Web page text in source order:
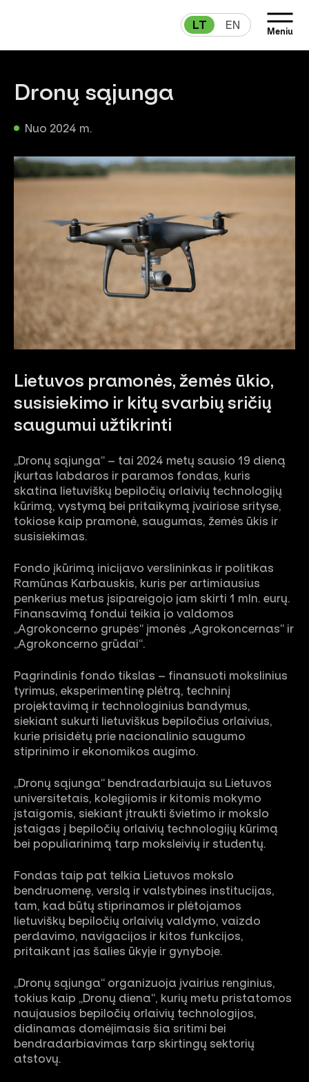
LT EN Meniu
Dronų sąjunga
Nuo 2024 m.
Lietuvos pramonės, žemės ūkio,
susisiekimo ir kitų svarbių sričių
saugumui užtikrinti
„Dronų sąjunga“ – tai 2024 metų sausio 19 dieną
įkurtas labdaros ir paramos fondas, kuris
skatina lietuviškų bepiločių orlaivių technologijų
kūrimą, vystymą bei pritaikymą įvairiose srityse,
tokiose kaip pramonė, saugumas, žemės ūkis ir
susisiekimas.
Fondo įkūrimą inicijavo verslininkas ir politikas
Ramūnas Karbauskis, kuris per artimiausius
penkerius metus įsipareigojo jam skirti 1 mln. eurų.
Finansavimą fondui teikia jo valdomos
„Agrokoncerno grupės“ įmonės „Agrokoncernas“ ir
„Agrokoncerno grūdai“.
Pagrindinis fondo tikslas – finansuoti mokslinius
tyrimus, eksperimentinę plėtrą, techninį
projektavimą ir technologinius bandymus,
siekiant sukurti lietuviškus bepiločius orlaivius,
kurie prisidėtų prie nacionalinio saugumo
stiprinimo ir ekonomikos augimo.
„Dronų sąjunga“ bendradarbiauja su Lietuvos
universitetais, kolegijomis ir kitomis mokymo
įstaigomis, siekiant įtraukti švietimo ir mokslo
įstaigas į bepiločių orlaivių technologijų kūrimą
bei populiarinimą tarp moksleivių ir studentų.
Fondas taip pat telkia Lietuvos mokslo
bendruomenę, verslą ir valstybines institucijas,
tam, kad būtų stiprinamos ir plėtojamos
lietuviškų bepiločių orlaivių valdymo, vaizdo
perdavimo, navigacijos ir kitos funkcijos,
pritaikant jas šalies ūkyje ir gynyboje.
„Dronų sąjunga“ organizuoja įvairius renginius,
tokius kaip „Dronų diena“, kurių metu pristatomos
naujausios bepiločių orlaivių technologijos,
didinamas domėjimasis šia sritimi bei
bendradarbiavimas tarp skirtingų sektorių
atstovų.